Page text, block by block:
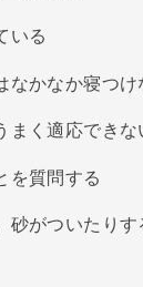
いる
なかなか寝つけ
まく適応できな
を質問する
砂がついたりす